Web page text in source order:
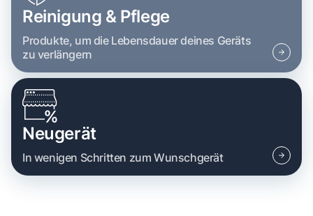
Reinigung & Pflege
Produkte, um die Lebensdauer deines Geräts
zu verlängern
Neugerät
In wenigen Schritten zum Wunschgerät